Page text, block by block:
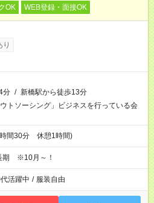
OK WEB登録・面接OK
り
分 / 新橋駅から徒歩13分
ウトソーシング」ビジネスを行っている会
間30分 休憩1時間)
期 ※10月～！
活躍中 / 服装自由